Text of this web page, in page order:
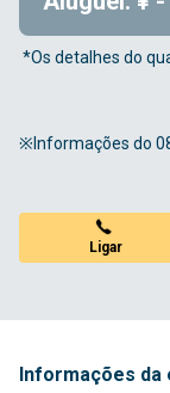
*Os detalhes do
※Informações do
Ligar
Informações da